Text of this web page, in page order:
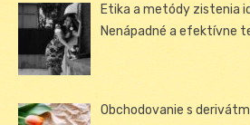
Etika a metódy zistenia
Nenápadné a efektívne
Obchodovanie s